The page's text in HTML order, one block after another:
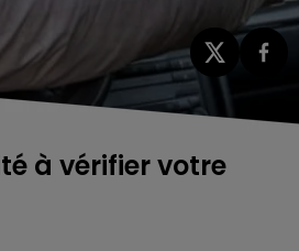
à vérifier votre